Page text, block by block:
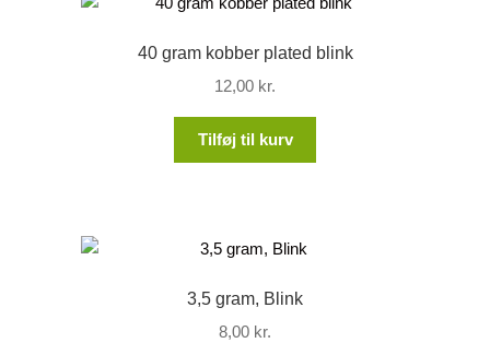
40 gram kobber plated blink
12,00 kr.
Tilføj til kurv
3,5 gram, Blink
8,00 kr.